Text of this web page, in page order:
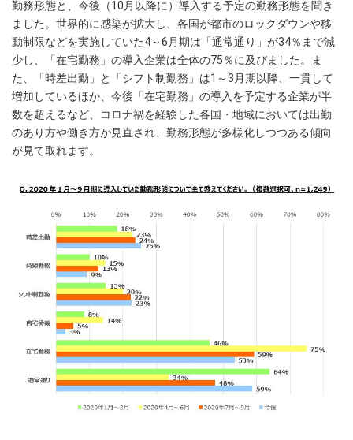
勤務形態と、今後（10月以降に）導入する予定の勤務形態を聞き
ました。世界的に感染が拡大し、各国が都市のロックダウンや移
動制限などを実施していた4～6月期は「通常通り」が34％まで減
少し、「在宅勤務」の導入企業は全体の75％に及びました。ま
た、「時差出勤」と「シフト制勤務」は1～3月期以降、一貫して
増加しているほか、今後「在宅勤務」の導入を予定する企業が半
数を超えるなど、コロナ禍を経験した各国・地域においては出勤
のあり方や働き方が見直され、勤務形態が多様化しつつある傾向
が見て取れます。